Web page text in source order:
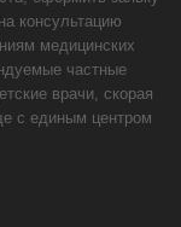
консультацию
медицинских
частные
врачи, скорая
с единым центром